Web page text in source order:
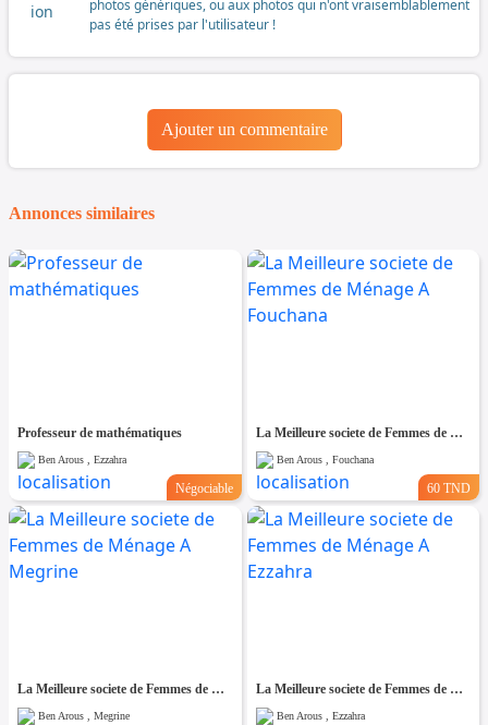
photos génériques, ou aux photos qui n'ont vraisemblablement
pas été prises par l'utilisateur !
Ajouter un commentaire
Annonces similaires
Professeur de mathématiques
Ben Arous , Ezzahra
Négociable
La Meilleure societe de Femmes de Ménage A Fouchana
Ben Arous , Fouchana
60 TND
La Meilleure societe de Femmes de Ménage A Megrine
Ben Arous , Megrine
La Meilleure societe de Femmes de Ménage A Ezzahra
Ben Arous , Ezzahra